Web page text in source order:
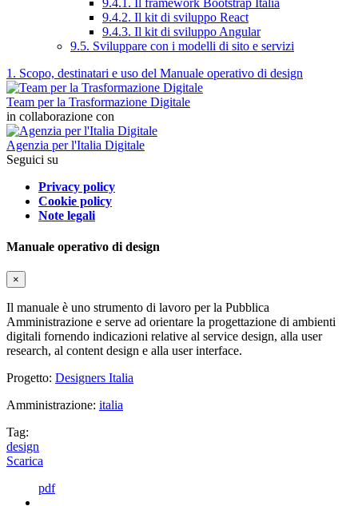
9.4.2. Il kit di sviluppo React
9.4.3. Il kit di sviluppo Angular
9.5. Sviluppare con i modelli di sito e servizi
1. Scopo, destinatari e uso del Manuale operativo di design
Team per la Trasformazione Digitale
in collaborazione con
Agenzia per l'Italia Digitale
Seguici su
Privacy policy
Cookie policy
Note legali
Manuale operativo di design
×
Il manuale è uno strumento di lavoro per la Pubblica
Amministrazione e serve ad orientare la progettazione di ambienti
digitali fornendo indicazioni relative al service design, alla user
research, al content design e alla user interface.
Progetto: Designers Italia
Amministrazione: italia
Tag:
design
Scarica
pdf